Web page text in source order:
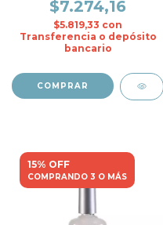
$7.274,16
$5.819,33 con
Transferencia o depósito
bancario
15% OFF
COMPRANDO 3 O MÁS